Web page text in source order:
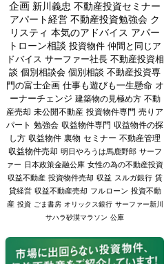
企画 新川義忠 不動産投資セミナー
アパート経営 不動産投資勉強会 ク
リスティ 本気のアドバイス アパー
トローン相談 投資物件 仲間と同じア
ドバイス サーファー社長 不動産投資相
談 個別相談会 個別相談 不動産投資専
門の富士企画 仕事も遊びも一生懸命 オ
ーナーチェンジ 建築物の見極め方 不動
産売却 未公開不動産 投資物件専門 売りア
パート 勉強会 収益物件専門 収益物件の探
し方 収益物件 裏物 セミナー 不動産管理
収益物件売却 明日やろうは馬鹿野郎 サーフ
ァー 日本政策金融公庫 女性の為の不動産投資
収益不動産 投資物件売却 収益 スルガ銀行 賃
貸経営 収益不動産売却 フルローン 投資不動
産 投資 ごま書房 オリックス銀行 サーファー新川
サハラ砂漠マラソン 公庫